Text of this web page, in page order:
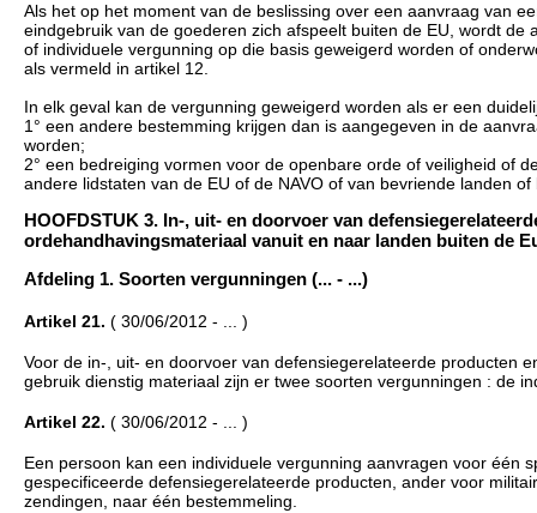
Als het op het moment van de beslissing over een aanvraag van
eindgebruik van de goederen zich afspeelt buiten de EU, wordt
of individuele vergunning op die basis geweigerd worden of
als vermeld in artikel 12.
In elk geval kan de vergunning geweigerd worden als er een
1° een andere bestemming krijgen dan is aangegeven in de
worden;
2° een bedreiging vormen voor de openbare orde of veiligheid of
andere lidstaten van de EU of de NAVO of van bevriende landen
HOOFDSTUK 3. In-, uit- en doorvoer van
ordehandhavingsmateriaal vanuit en naar landen buiten de
Afdeling 1. Soorten vergunningen (... - ...)
Artikel 21. ( 30/06/2012 - ... )
Voor de in-, uit- en doorvoer van defensiegerelateerde producten
gebruik dienstig materiaal zijn er twee soorten vergunningen : de
Artikel 22. ( 30/06/2012 - ... )
Een persoon kan een individuele vergunning aanvragen voor één
gespecificeerde defensiegerelateerde producten, ander voor
zendingen, naar één bestemmeling.